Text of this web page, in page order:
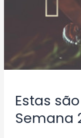
Estas
Semana